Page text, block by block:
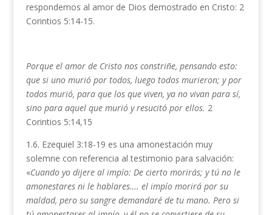
respondemos al amor de Dios demostrado en Cristo: 2
Corintios 5:14-15.
Porque el amor de Cristo nos constriñe, pensando esto:
que si uno murió por todos, luego todos murieron; y por
todos murió, para que los que viven, ya no vivan para sí,
sino para aquel que murió y resucitó por ellos. 2
Corintios 5:14,15
1.6. Ezequiel 3:18-19 es una amonestación muy
solemne con referencia al testimonio para salvación:
«Cuando yo dijere al impío: De cierto morirás; y tú no le
amonestares ni le hablares…. el impío morirá por su
maldad, pero su sangre demandaré de tu mano. Pero si